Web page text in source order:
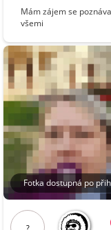
Mám zájem se
všemi
Fotka dostupná po
?